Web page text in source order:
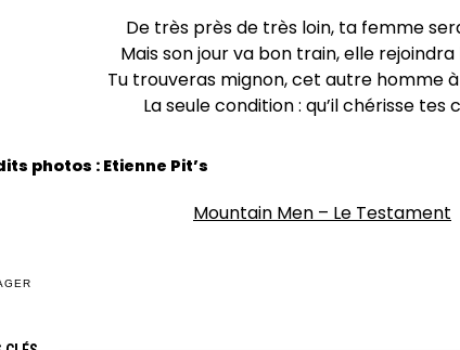
De très près de très loin, ta femme
Mais son jour va bon train, elle rejoindra
Tu trouveras mignon, cet autre homme
La seule condition : qu’il chérisse tes
photos : Etienne Pit’s
Mountain Men – Le Testament